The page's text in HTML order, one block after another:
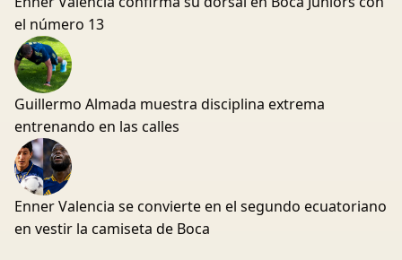
el número 13
Guillermo Almada muestra disciplina extrema
entrenando en las calles
Enner Valencia se convierte en el segundo ecuatoriano
en vestir la camiseta de Boca